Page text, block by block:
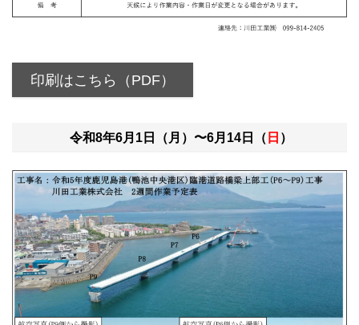
印刷はこちら（PDF）
令和8年6月1日（月）〜6月14日（ 日 ）